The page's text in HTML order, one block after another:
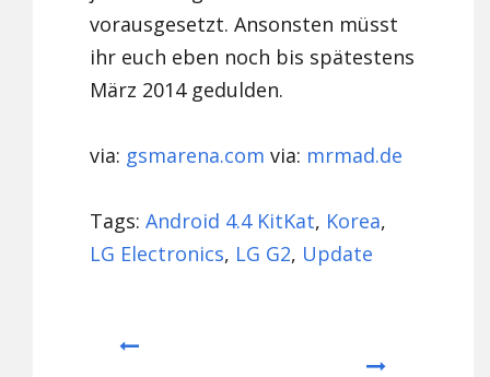
vorausgesetzt. Ansonsten müsst
ihr euch eben noch bis spätestens
März 2014 gedulden.
via: gsmarena.com via: mrmad.de
Tags:Android 4.4 KitKat, Korea,
LG Electronics, LG G2, Update